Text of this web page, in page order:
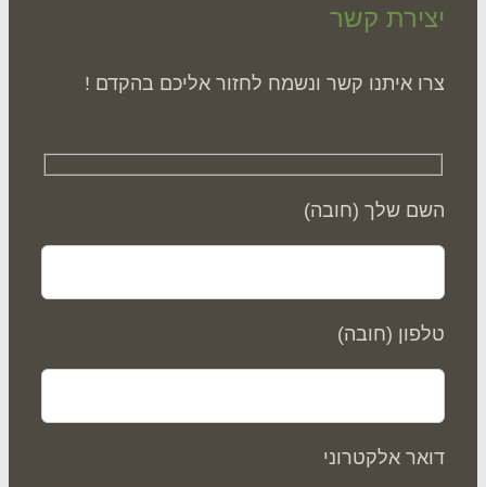
קשר
איתנו קשר ונשמח לחזור אליכם בהקדם !
שלך (חובה)
(חובה)
אלקטרוני